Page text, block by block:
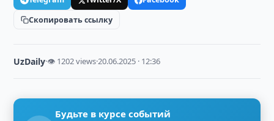
Скопировать ссылку
UzDaily·👁 1202 views·20.06.2025 · 12:36
Будьте в курсе событий